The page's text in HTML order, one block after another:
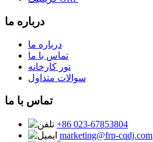
درباره ما
درباره ما
تماس با ما
تور کارخانه
سوالات متداول
تماس با ما
‎+86 023-67853804‎
marketing@frp-cqdj.com